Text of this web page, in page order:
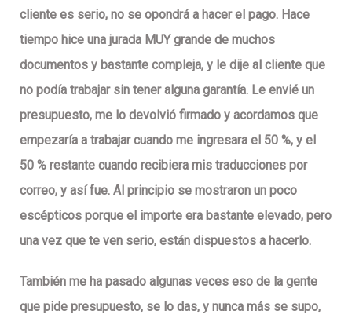
cliente es serio, no se opondrá a hacer el pago. Hace
tiempo hice una jurada MUY grande de muchos
documentos y bastante compleja, y le dije al cliente que
no podía trabajar sin tener alguna garantía. Le envié un
presupuesto, me lo devolvió firmado y acordamos que
empezaría a trabajar cuando me ingresara el 50 %, y el
50 % restante cuando recibiera mis traducciones por
correo, y así fue. Al principio se mostraron un poco
escépticos porque el importe era bastante elevado, pero
una vez que te ven serio, están dispuestos a hacerlo.
También me ha pasado algunas veces eso de la gente
que pide presupuesto, se lo das, y nunca más se supo,